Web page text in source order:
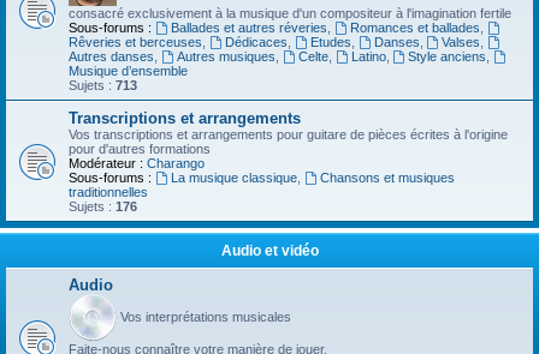
consacré exclusivement à la musique d'un compositeur à l'imagination fertile
Sous-forums :
Ballades et autres réveries Romances et ballades
Rêveries et berceuses
Dédicaces Etudes Danses Valses
Autres danses
Autres musiques Celte, Latino, Style anciens
Musique d’ensemble
Sujets : 713
Transcriptions et arrangements
Vos transcriptions et arrangements pour guitare de pièces écrites à l'origine
pour d'autres formations
Modérateur : Charango
Sous-forums :
La musique classique,
Chansons et musiques
traditionnelles
Sujets : 176
Audio et vidéo
Audio
Vos interprétations musicales
Faite-nous connaître votre manière de jouer.